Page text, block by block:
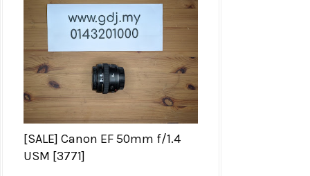
[SALE] Canon EF 50mm f/1.4
USM [3771]